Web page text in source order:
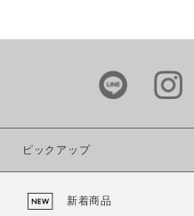
ピックアップ
新着商品